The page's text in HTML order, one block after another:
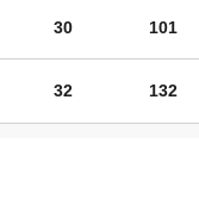
30
32
101
132